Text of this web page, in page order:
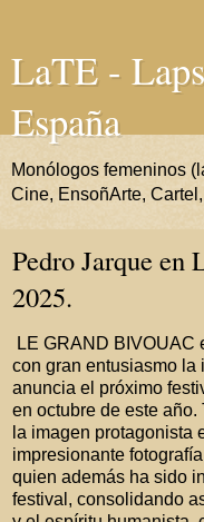
LaTE -
España
Monólogos femeninos
Cine, EnsoñArte,
Pedro Jarque
2025.
LE GRAND BIVOUAC
con gran entusiasmo la
anuncia el próximo
en octubre de este
la imagen protagonista
impresionante
quien además ha sido
festival, consolidando